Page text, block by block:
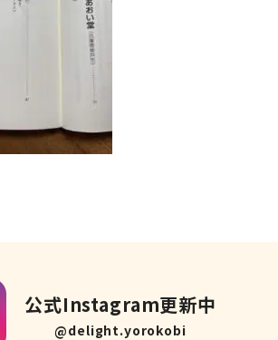
公式Instagram更新中
@delight.yorokobi